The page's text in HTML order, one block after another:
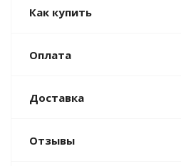
Как купить
Оплата
Доставка
Отзывы